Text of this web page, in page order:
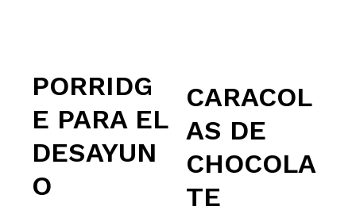
PORRIDG
E PARA EL
DESAYUN
O
CARACOL
AS DE
CHOCOLA
TE